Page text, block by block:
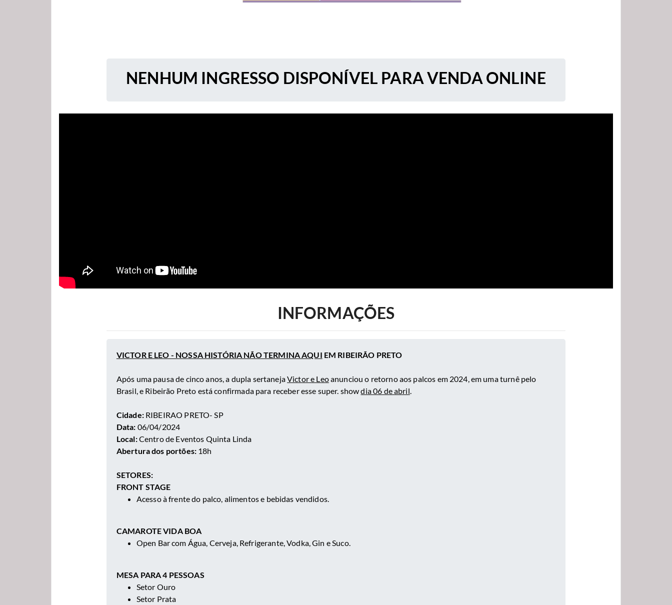
NENHUM INGRESSO DISPONÍVEL PARA VENDA ONLINE
INFORMAÇÕES
VICTOR E LEO - NOSSA HISTÓRIA NÃO TERMINA AQUI EM RIBEIRÃO PRETO
Após uma pausa de cinco anos, a dupla sertanejaVictor e Leoanunciou o retorno aos palcos em 2024, em uma turnê pelo
Brasil, e Ribeirão Preto está confirmada para receber esse super. showdia 06 de abril
Cidade:RIBEIRAO PRETO- SP
Data: 06/04/2024
Local:Centro de Eventos Quinta Linda
Abertura dos portões:18h
SETORES:
FRONT STAGE
Acesso à frente do palco, alimentos e bebidas vendidos.
CAMAROTE VIDA BOA
Open Bar com Água, Cerveja, Refrigerante, Vodka, Gin e Suco.
MESA PARA 4 PESSOAS
Setor Ouro
Setor Prata